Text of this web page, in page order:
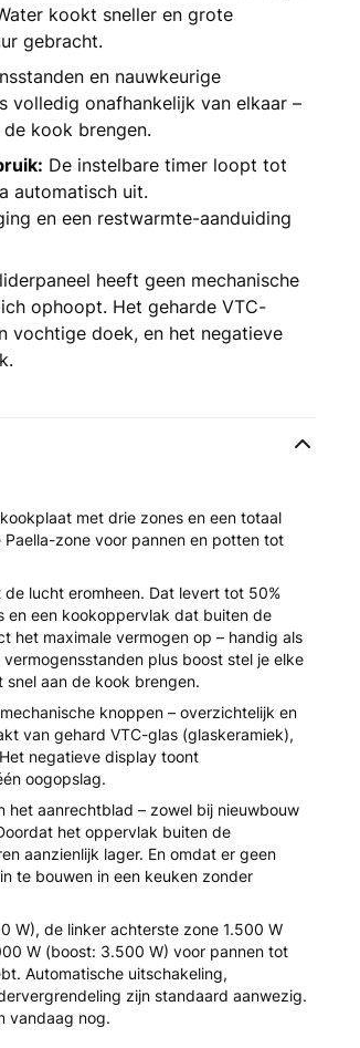
kookt sneller en grote
gebracht.
en nauwkeurige
volledig onafhankelijk van elkaar –
kook brengen.
De instelbare timer loopt tot
automatisch uit.
en een restwarmte-aanduiding
heeft geen mechanische
ophoopt. Het geharde VTC-
vochtige doek, en het negatieve
met drie zones en een totaal
Paella-zone voor pannen en potten tot
lucht eromheen. Dat levert tot 50%
en een kookoppervlak dat buiten de
het maximale vermogen op – handig als
plus boost stel je elke
aan de kook brengen.
knoppen – overzichtelijk en
van gehard VTC-glas (glaskeramiek),
negatieve display toont
oogopslag.
het aanrechtblad – zowel bij nieuwbouw
het oppervlak buiten de
aanzienlijk lager. En omdat er geen
te bouwen in een keuken zonder
W), de linker achterste zone 1.500 W
W (boost: 3.500 W) voor pannen tot
Automatische uitschakeling,
zijn standaard aanwezig.
vandaag nog.